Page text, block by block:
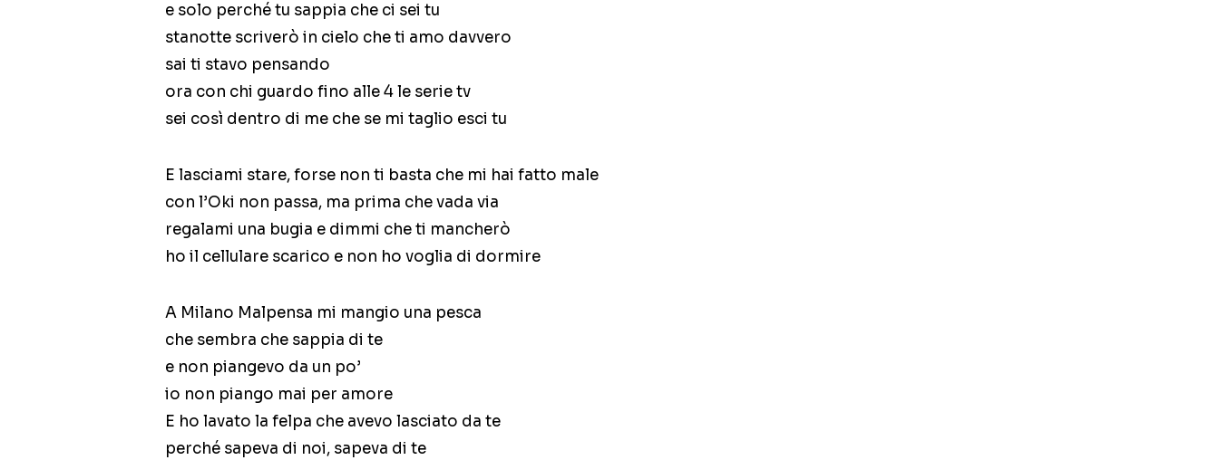
e solo perché tu sappia che ci sei tu
stanotte scriverò in cielo che ti amo davvero
sai ti stavo pensando
ora con chi guardo fino alle 4 le serie tv
sei così dentro di me che se mi taglio esci tu
E lasciami stare, forse non ti basta che mi hai fatto male
con l’Oki non passa, ma prima che vada via
regalami una bugia e dimmi che ti mancherò
ho il cellulare scarico e non ho voglia di dormire
A Milano Malpensa mi mangio una pesca
che sembra che sappia di te
e non piangevo da un po’
io non piango mai per amore
E ho lavato la felpa che avevo lasciato da te
perché sapeva di noi, sapeva di te